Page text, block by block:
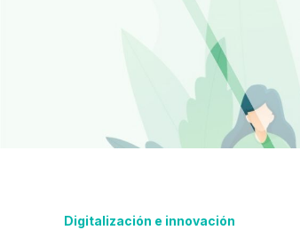
Digitalización e innovación